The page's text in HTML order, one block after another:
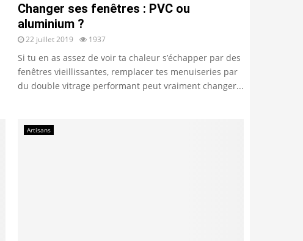
Changer ses fenêtres : PVC ou
aluminium ?
22 juillet 2019 1937
Si tu en as assez de voir ta chaleur s’échapper par des
fenêtres vieillissantes, remplacer tes menuiseries par
du double vitrage performant peut vraiment changer...
Artisans